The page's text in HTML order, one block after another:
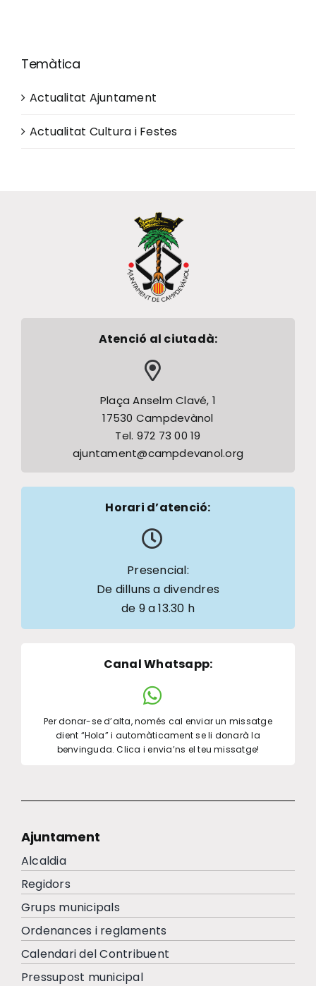
Temàtica
Actualitat Ajuntament
Actualitat Cultura i Festes
Atenció al ciutadà:
Plaça Anselm Clavé, 1
17530 Campdevànol
Tel. 972 73 00 19
ajuntament@campdevanol.org
Horari d’atenció:
Presencial:
De dilluns a divendres
de 9 a 13.30 h
Canal Whatsapp:
Per donar-se d’alta, només cal enviar un missatge
dient “Hola” i automàticament se li donarà la
benvinguda. Clica i envia’ns el teu missatge!
Ajuntament
Alcaldia
Regidors
Grups municipals
Ordenances i reglaments
Calendari del Contribuent
Pressupost municipal